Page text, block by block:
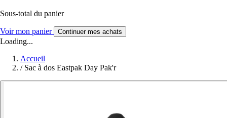
Sous-total du panier
Voir mon panier Continuer mes achats
Loading...
Accueil
/ Sac à dos Eastpak Day Pak'r